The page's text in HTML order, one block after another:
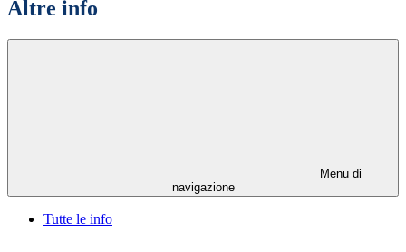
Altre info
Menu di
navigazione
Tutte le info